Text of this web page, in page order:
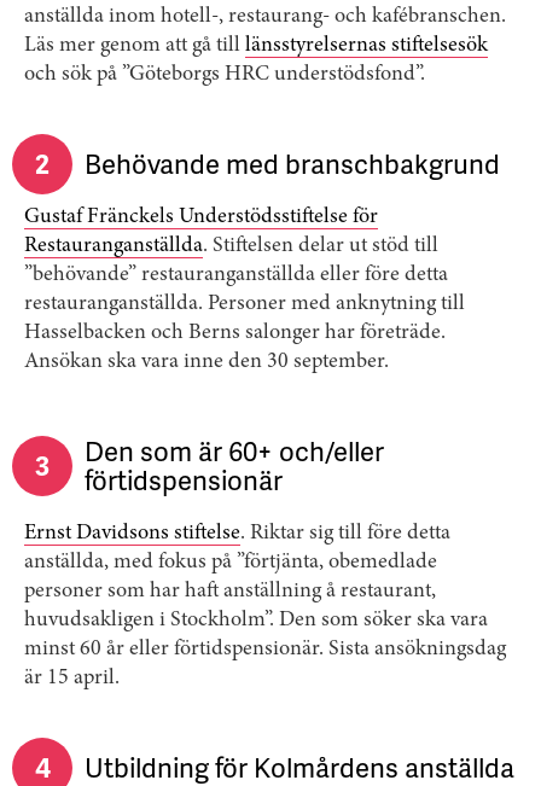
anställda inom hotell-, restaurang- och kafébranschen.
Läs mer genom att gå till länsstyrelsernas stiftelsesök
och sök på ”Göteborgs HRC understödsfond”.
2 Behövande med branschbakgrund
Gustaf Fränckels Understödsstiftelse för
Restauranganställda. Stiftelsen delar ut stöd till
”behövande” restauranganställda eller före detta
restauranganställda. Personer med anknytning till
Hasselbacken och Berns salonger har företräde.
Ansökan ska vara inne den 30 september.
3 Den som är 60+ och/eller
förtidspensionär
Ernst Davidsons stiftelse. Riktar sig till före detta
anställda, med fokus på ”förtjänta, obemedlade
personer som har haft anställning å restaurant,
huvudsakligen i Stockholm”. Den som söker ska vara
minst 60 år eller förtidspensionär. Sista ansökningsdag
är 15 april.
4 Utbildning för Kolmårdens anställda